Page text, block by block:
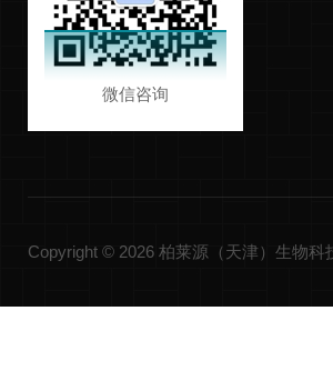
微信咨询
Copyright © 2026 柏莱源（天津）生物科